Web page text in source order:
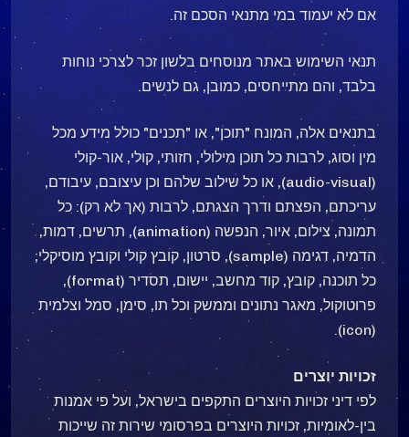
אם לא יעמוד במי מתנאי הסכם זה.
תנאי השימוש באתר מנוסחים בלשון זכר לצרכי נוחות
בלבד, והם מתייחסים, כמובן, גם לנשים.
בתנאים אלה, המונח "תוכן", או "תכנים" כולל מידע מכל
מין וסוג, לרבות כל תוכן מילולי, חזותי, קולי, אור-קולי
(audio-visual), או כל שילוב שלהם וכן עיצובם, עיבודם,
עריכתם, הפצתם ודרך הצגתם, לרבות (אך לא רק): כל
תמונה, צילום, איור, הנפשה (animation), תרשים, דמות,
הדמיה, דגימה (sample), סרטון, קובץ קולי וקובץ מוסיקלי;
כל תוכנה, קובץ, קוד מחשב, יישום, תסדיר (format),
פרוטוקול, מאגר נתונים וממשק וכל תו, סימן, סמל וצלמית
זכויות יוצרים
לפי דיני זכויות היוצרים התקפים בישראל, ועל פי אמנות
בין-לאומיות, זכויות היוצרים בפרסומי שירות זה שייכות